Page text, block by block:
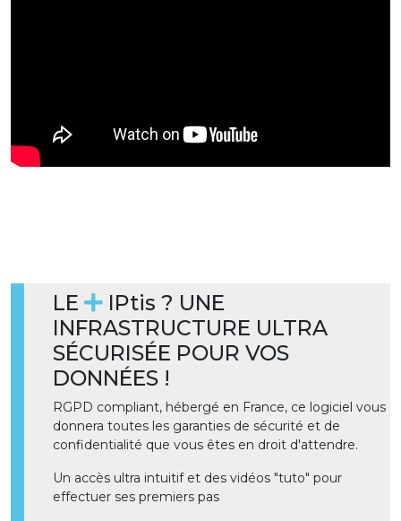
LE
IPtis ? UNE
INFRASTRUCTURE ULTRA
SÉCURISÉE POUR VOS
DONNÉES !
RGPD compliant, hébergé en France, ce logiciel vous
donnera toutes les garanties de sécurité et de
confidentialité que vous êtes en droit d'attendre.
Un accès ultra intuitif et des vidéos "tuto" pour
effectuer ses premiers pas